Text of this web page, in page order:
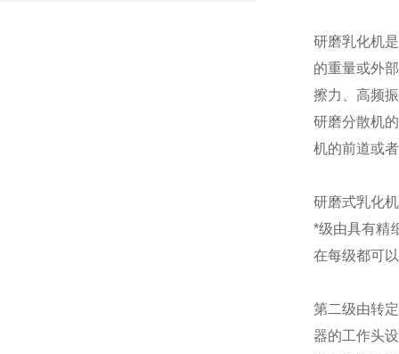
研磨乳化机
的重量或外
擦力、高频
研磨分散机
机的前道或
研磨式乳化
*级由具有精
在每级都可
第二级由转
器的工作头